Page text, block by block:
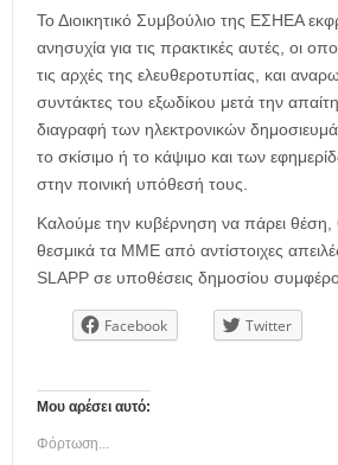
Το Διοικητικό Συμβούλιο της ΕΣΗΕΑ
ανησυχία για τις πρακτικές αυτές, οι
τις αρχές της ελευθεροτυπίας, και
συντάκτες του εξωδίκου μετά την
διαγραφή των ηλεκτρονικών
το σκίσιμο ή το κάψιμο και των
στην ποινική υπόθεσή τους.
Καλούμε την κυβέρνηση να πάρει θέση,
θεσμικά τα ΜΜΕ από αντίστοιχες
SLAPP σε υποθέσεις δημοσίου
Facebook Twitter
Μου αρέσει αυτό:
Φόρτωση...